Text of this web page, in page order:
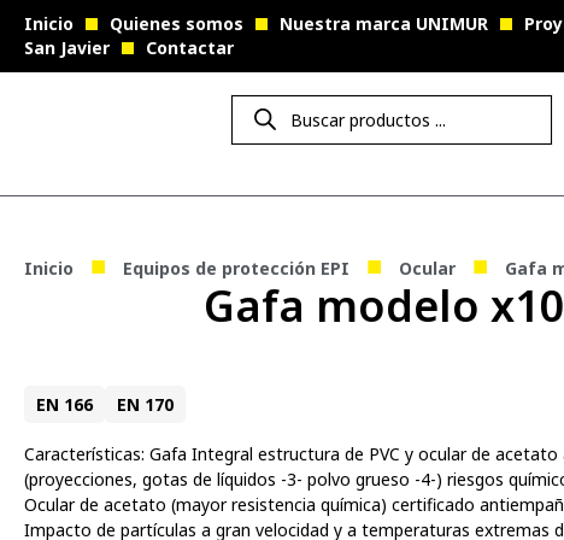
Inicio Quienes somos Nuestra marca UNIMUR
San Javier
Contactar
Inicio ■ Equipos de protección EPI ■ Ocular ■ Gafa
Gafa modelo x10
EN 166 EN 170
Características: Gafa Integral estructura de PVC y ocular de
(proyecciones, gotas de líquidos -3- polvo grueso -4-) riesgos
Ocular de acetato (mayor resistencia química) certificado
Impacto de partículas a gran velocidad y a temperaturas extremas